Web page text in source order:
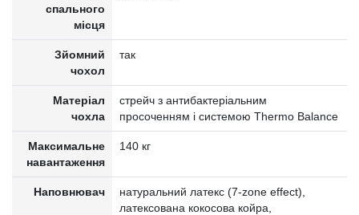
спального
місця
Зйомний
чохол
так
Матеріал
чохла
стрейч з антибактеріальним
просоченням і системою Thermo Balance
Максимальне
навантаження
140 кг
Наповнювач
натуральний латекс (7-zone effect),
латексована кокосова койра,